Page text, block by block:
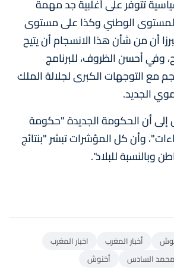
تتوفر على أغلبية جد مهمة
الوطني وكذا على مستوى
أن من شأن هذا الانسجام أن يتيح
وفي أحسن الظروف، للبرنامج
مع التوجهات الكبرى لجلالة الملك
الجديد.
أن الحكومة الجديدة "حكومة
وأن كل المؤشرات تبشر "بنتائج
وبالنسبة للبلاد".
أخبار المغرب
اخبار المغرب
محمد السادس أخنوش